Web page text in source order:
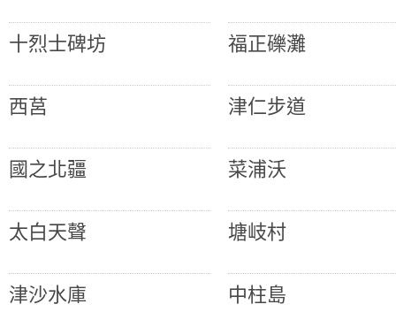
十烈士碑坊 福正礫灘
西莒 津仁步道
國之北疆 菜浦沃
太白天聲 塘岐村
津沙水庫 中柱島